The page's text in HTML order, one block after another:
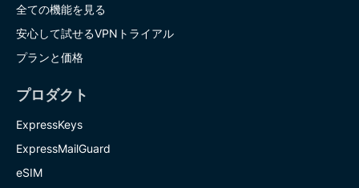
全ての機能を見る
安心して試せるVPNトライアル
プランと価格
プロダクト
ExpressKeys
ExpressMailGuard
eSIM